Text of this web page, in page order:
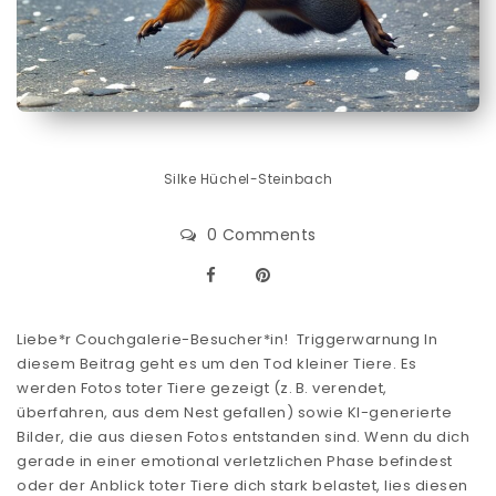
Silke Hüchel-Steinbach
0 Comments
Liebe*r Couchgalerie-Besucher*in! Triggerwarnung In
diesem Beitrag geht es um den Tod kleiner Tiere. Es
werden Fotos toter Tiere gezeigt (z. B. verendet,
überfahren, aus dem Nest gefallen) sowie KI-generierte
Bilder, die aus diesen Fotos entstanden sind. Wenn du dich
gerade in einer emotional verletzlichen Phase befindest
oder der Anblick toter Tiere dich stark belastet, lies diesen